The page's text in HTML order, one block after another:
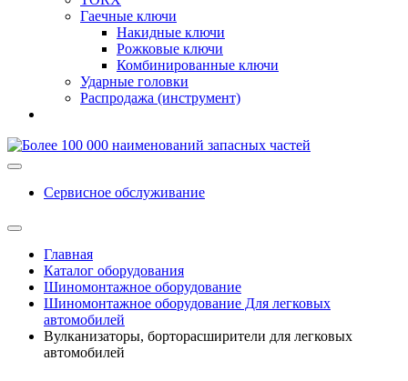
Гаечные ключи
Накидные ключи
Рожковые ключи
Комбинированные ключи
Ударные головки
Распродажа (инструмент)
Сервисное обслуживание
Главная
Каталог оборудования
Шиномонтажное оборудование
Шиномонтажное оборудование Для легковых
автомобилей
Вулканизаторы, борторасширители для легковых
автомобилей